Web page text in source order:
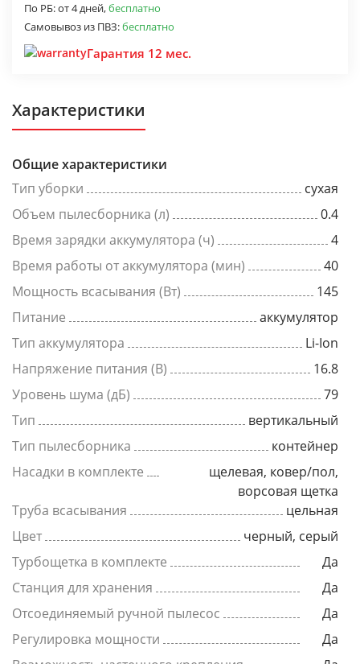
По РБ:от 4 дней,бесплатно
Самовывоз из ПВЗ:бесплатно
Гарантия 12 мес.
Характеристики
Общие характеристики
Тип уборки
сухая
Объем пылесборника (л)
0.4
Время зарядки аккумулятора (ч)
4
Время работы от аккумулятора (мин)
40
Мощность всасывания (Вт)
145
Питание
аккумулятор
Тип аккумулятора
Li-Ion
Напряжение питания (В)
16.8
Уровень шума (дБ)
79
Тип
вертикальный
Тип пылесборника
контейнер
Насадки в комплекте
щелевая, ковер/пол,
ворсовая щетка
Труба всасывания
цельная
Цвет
черный, серый
Турбощетка в комплекте
Да
Станция для хранения
Да
Отсоединяемый ручной пылесос
Да
Регулировка мощности
Да